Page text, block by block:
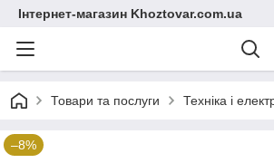
Інтернет-магазин Khoztovar.com.ua
Товари та послуги Техніка і
–8%